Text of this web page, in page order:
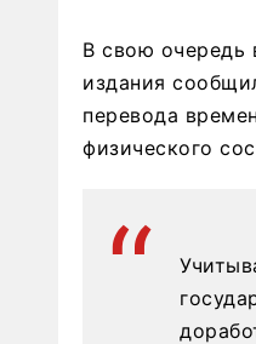
В свою очередь
издания
перевода
физического